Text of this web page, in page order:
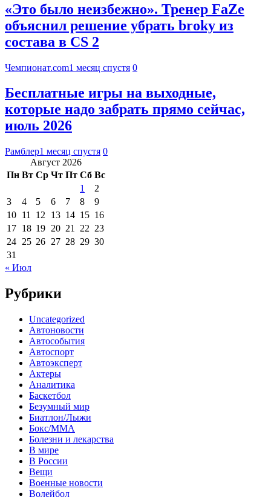
«Это было неизбежно». Тренер FaZe
объяснил решение убрать broky из
состава в CS 2
Чемпионат.com1 месяц спустя 0
Бесплатные игры на выходные,
которые надо забрать прямо сейчас,
июль 2026
Рамблер1 месяц спустя 0
Август 2026
Пн Вт Ср Чт Пт Сб Вс
1
2
3
4 5 6 7 8
9
10 11 12 13 14 15 16
17 18 19 20 21 22 23
24 25 26 27 28 29 30
31
« Июл
Рубрики
Uncategorized
Автоновости
Автособытия
Автоспорт
Автоэксперт
Актеры
Аналитика
Баскетбол
Безумный мир
Биатлон/Лыжи
Бокс/MMA
Болезни и лекарства
В мире
В России
Вещи
Военные новости
Волейбол